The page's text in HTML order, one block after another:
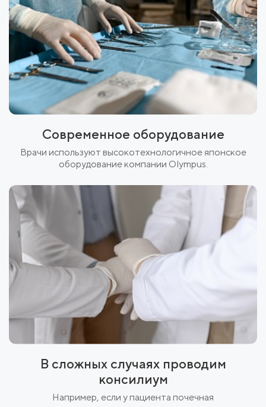
Современное оборудование
Врачи используют высокотехнологичное японское
оборудование компании Olympus.
В сложных случаях проводим
консилиум
Например, если у пациента почечная